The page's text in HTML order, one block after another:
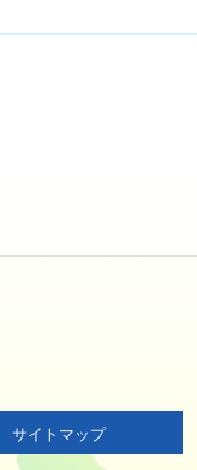
サイトマップ